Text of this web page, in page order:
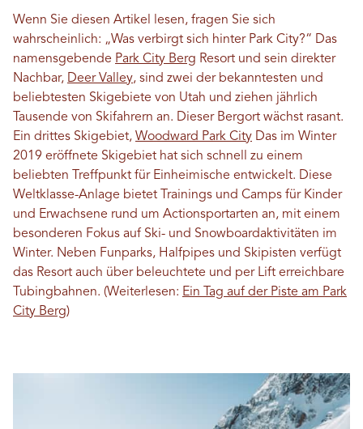
Wenn Sie diesen Artikel lesen, fragen Sie sich
wahrscheinlich: „Was verbirgt sich hinter Park City?“ Das
namensgebende Park City Berg Resort und sein direkter
Nachbar, Deer Valley, sind zwei der bekanntesten und
beliebtesten Skigebiete von Utah und ziehen jährlich
Tausende von Skifahrern an. Dieser Bergort wächst rasant.
Ein drittes Skigebiet, Woodward Park City Das im Winter
2019 eröffnete Skigebiet hat sich schnell zu einem
beliebten Treffpunkt für Einheimische entwickelt. Diese
Weltklasse-Anlage bietet Trainings und Camps für Kinder
und Erwachsene rund um Actionsportarten an, mit einem
besonderen Fokus auf Ski- und Snowboardaktivitäten im
Winter. Neben Funparks, Halfpipes und Skipisten verfügt
das Resort auch über beleuchtete und per Lift erreichbare
Tubingbahnen. (Weiterlesen: Ein Tag auf der Piste am Park
City Berg)